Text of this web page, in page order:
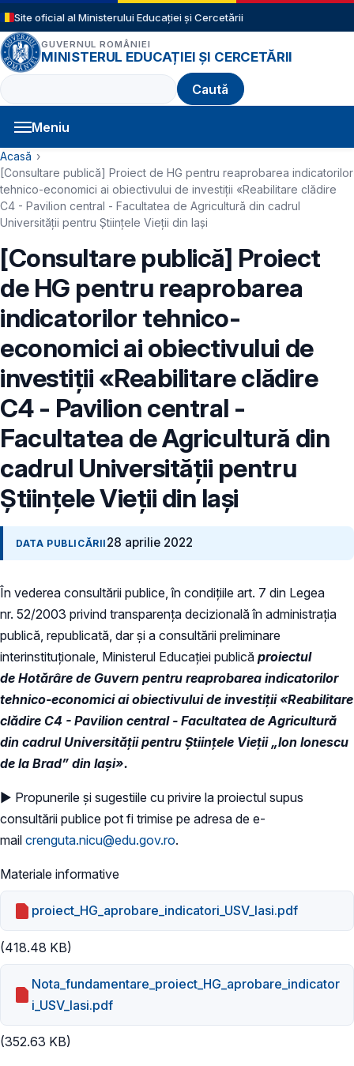
Sari la conținutul principal
Site oficial al Ministerului Educației și Cercetării
GUVERNUL ROMÂNIEI
MINISTERUL EDUCAȚIEI ȘI CERCETĂRII
Caută
Meniu
Navigație principală
Cale de navigare
Acasă
[Consultare publică] Proiect de HG pentru reaprobarea indicatorilor
tehnico-economici ai obiectivului de investiţii «Reabilitare clădire
C4 - Pavilion central - Facultatea de Agricultură din cadrul
Universității pentru Științele Vieții din Iași
[Consultare publică] Proiect
de HG pentru reaprobarea
indicatorilor tehnico-
economici ai obiectivului de
investiţii «Reabilitare clădire
C4 - Pavilion central -
Facultatea de Agricultură din
cadrul Universității pentru
Științele Vieții din Iași
DATA PUBLICĂRII 28 aprilie 2022
În vederea consultării publice, în condiţiile art. 7 din Legea
nr. 52/2003 privind transparenţa decizională în administraţia
publică, republicată, dar și a consultării preliminare
interinstituționale, Ministerul Educaţiei publică proiectul
de Hotărâre de Guvern pentru reaprobarea indicatorilor
tehnico-economici ai obiectivului de investiţii «Reabilitare
clădire C4 - Pavilion central - Facultatea de Agricultură
din cadrul Universității pentru Științele Vieții „Ion Ionescu
de la Brad” din Iași».
► Propunerile și sugestiile cu privire la proiectul supus
consultării publice pot fi trimise pe adresa de e-
mail crenguta.nicu@edu.gov.ro.
Materiale informative
proiect_HG_aprobare_indicatori_USV_Iasi.pdf
(418.48 KB)
Nota_fundamentare_proiect_HG_aprobare_indicator
i_USV_Iasi.pdf
(352.63 KB)